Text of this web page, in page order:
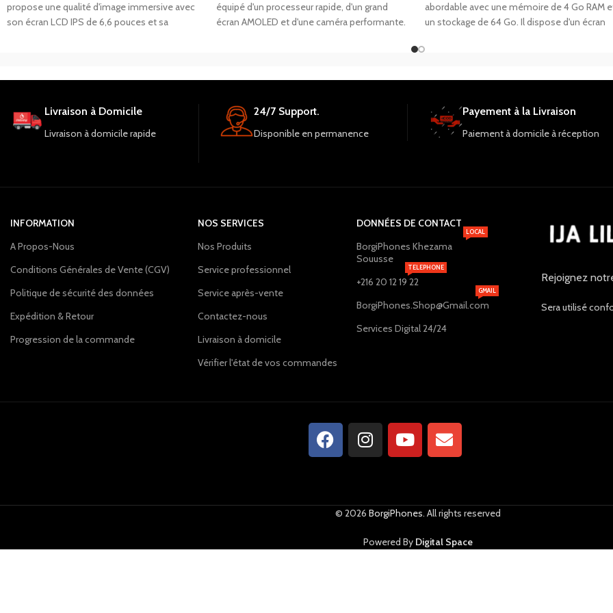
propose une qualité d'image immersive avec
son écran LCD IPS de 6,6 pouces et sa
sa batterie Li-Po de 5000 mAh offre une
utilisation personnelle ou professionnelle.
équipé d'un processeur rapide, d'un grand
écran AMOLED et d'une caméra performante.
applications et fichiers. Profitez également de
et de la garantie de 1 an.
abordable avec une mémoire de 4 Go RAM
un stockage de 64 Go. Il dispose d'un écran
mAh pour une autonomie prolongée.
Livraison à Domicile
Livraison à domicile rapide
24/7 Support.
Disponible en permanence
Payement à la Livraison
Paiement à domicile à réception
INFORMATION
A Propos-Nous
Conditions Générales de Vente (CGV)
Politique de sécurité des données
Expédition & Retour
Progression de la commande
NOS SERVICES
Nos Produits
Service professionnel
Service après-vente
Contactez-nous
Livraison à domicile
Vérifier l'état de vos commandes
DONNÉES DE CONTACT
BorgiPhones Khezama
Souusse
LOCAL
+216 20 12 19 22
TELEPHONE
BorgiPhones.Shop@Gmail.com
GMAIL
Services Digital 24/24
Rejoignez
Sera utilisé
© 2026 BorgiPhones. All rights reserved
Powered By Digital Space